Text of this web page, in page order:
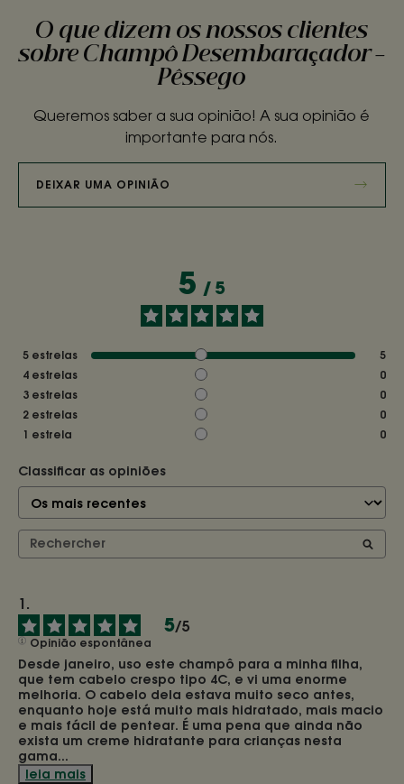
O que dizem os nossos clientes
sobre Champô Desembaraçador –
Pêssego
Queremos saber a sua opinião! A sua opinião é
importante para nós.
DEIXAR UMA OPINIÃO
5/ 5
5 estrelas
5
4 estrelas
0
3 estrelas
0
2 estrelas
0
1 estrela 0
Classificar as opiniões
5/5
Opinião espontânea
Desde janeiro, uso este champô para a minha filha,
que tem cabelo crespo tipo 4C, e vi uma enorme
melhoria. O cabelo dela estava muito seco antes,
enquanto hoje está muito mais hidratado, mais macio
e mais fácil de pentear. É uma pena que ainda não
exista um creme hidratante para crianças nesta
gama...
leia mais